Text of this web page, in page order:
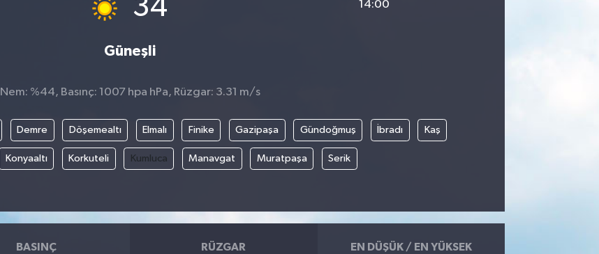
34
Güneşli
14:00
Nem: %44, Basınç: 1007 hpa hPa, Rüzgar: 3.31 m/s
Demre Döşemealtı Elmalı Finike Gazipaşa Gündoğmuş İbradı Kaş
Konyaaltı Korkuteli Kumluca Manavgat Muratpaşa Serik
BASINÇ RÜZGAR EN DÜŞÜK / EN YÜKSEK